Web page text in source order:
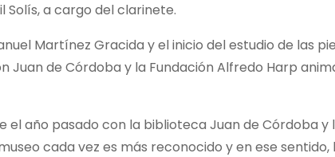
Solís, a cargo del clarinete.
Martínez Gracida y el inicio del estudio de las
Juan de Córdoba y la Fundación Alfredo Harp
año pasado con la biblioteca Juan de Córdoba y
cada vez es más reconocido y en ese